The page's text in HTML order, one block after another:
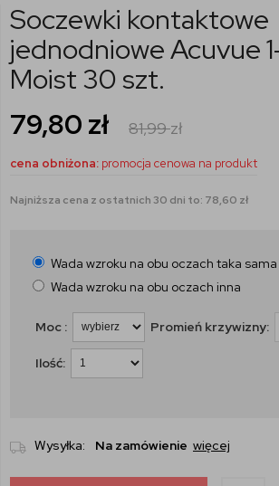
Soczewki kontaktowe
jednodniowe Acuvue
Moist 30 szt.
79,80 zł 81,99zł
cena obniżona: promocja cenowa na produkt
Najniższa cena z ostatnich 30 dni to: 78,60 zł
Wada wzroku na obu oczach taka sama
Wada wzroku na obu oczach inna
Moc : Promień krzywizny:
Ilość:
Wysyłka: Na zamówienie więcej